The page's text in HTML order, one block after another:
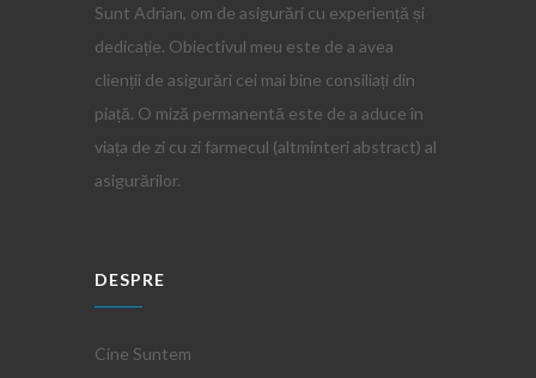
Sunt Adrian, om de asigurări cu experiență și
dedicație. Obiectivul meu este de a avea
clienții de asigurări cei mai bine consiliați din
piață. O miză permanentă este de a aduce în
viața de zi cu zi farmecul (altminteri abstract) al
asigurărilor.
DESPRE
Cine Suntem